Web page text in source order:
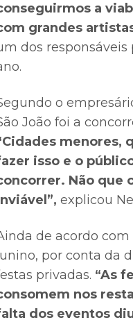
a
grandes
dos responsáveis
o
João foi a
menores,
isso e o
Não que
explicou
de acordo
por conta da
privadas. “As
nos
dos eventos